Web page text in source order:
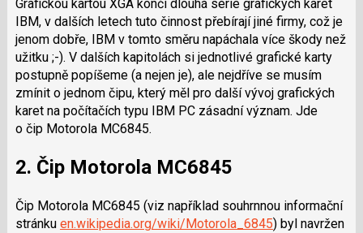
Grafickou kartou XGA končí dlouhá série grafických karet
IBM, v dalších letech tuto činnost přebírají jiné firmy, což je
jenom dobře, IBM v tomto směru napáchala více škody než
užitku ;-). V dalších kapitolách si jednotlivé grafické karty
postupně popíšeme (a nejen je), ale nejdříve se musím
zmínit o jednom čipu, který měl pro další vývoj grafických
karet na počítačích typu IBM PC zásadní význam. Jde
o čip Motorola MC6845.
2. Čip Motorola MC6845
Čip Motorola MC6845 (viz například souhrnnou informační
stránku en.wikipedia.org/wiki/Motorola_6845) byl navržen